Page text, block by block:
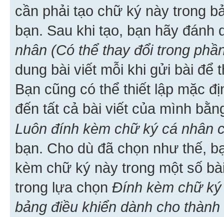
cần phải tạo chữ ký này trong
bạn. Sau khi tạo, bạn hãy
nhân (Có thể thay đổi trong
dung bài viết mỗi khi gửi bài để
Bạn cũng có thể thiết lập mặc
đến tất cả bài viết của mình
Luôn đính kèm chữ ký cá nhân
bạn. Cho dù đã chọn như thế,
kèm chữ ký này trong một số
trong lựa chọn Đính kèm chữ
bảng điều khiển dành cho